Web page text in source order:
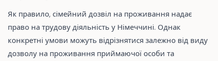
Як правило, сімейний дозвіл на проживання надає
право на трудову діяльність у Німеччині. Однак
конкретні умови можуть відрізнятися залежно від виду
дозволу на проживання приймаючої особи та